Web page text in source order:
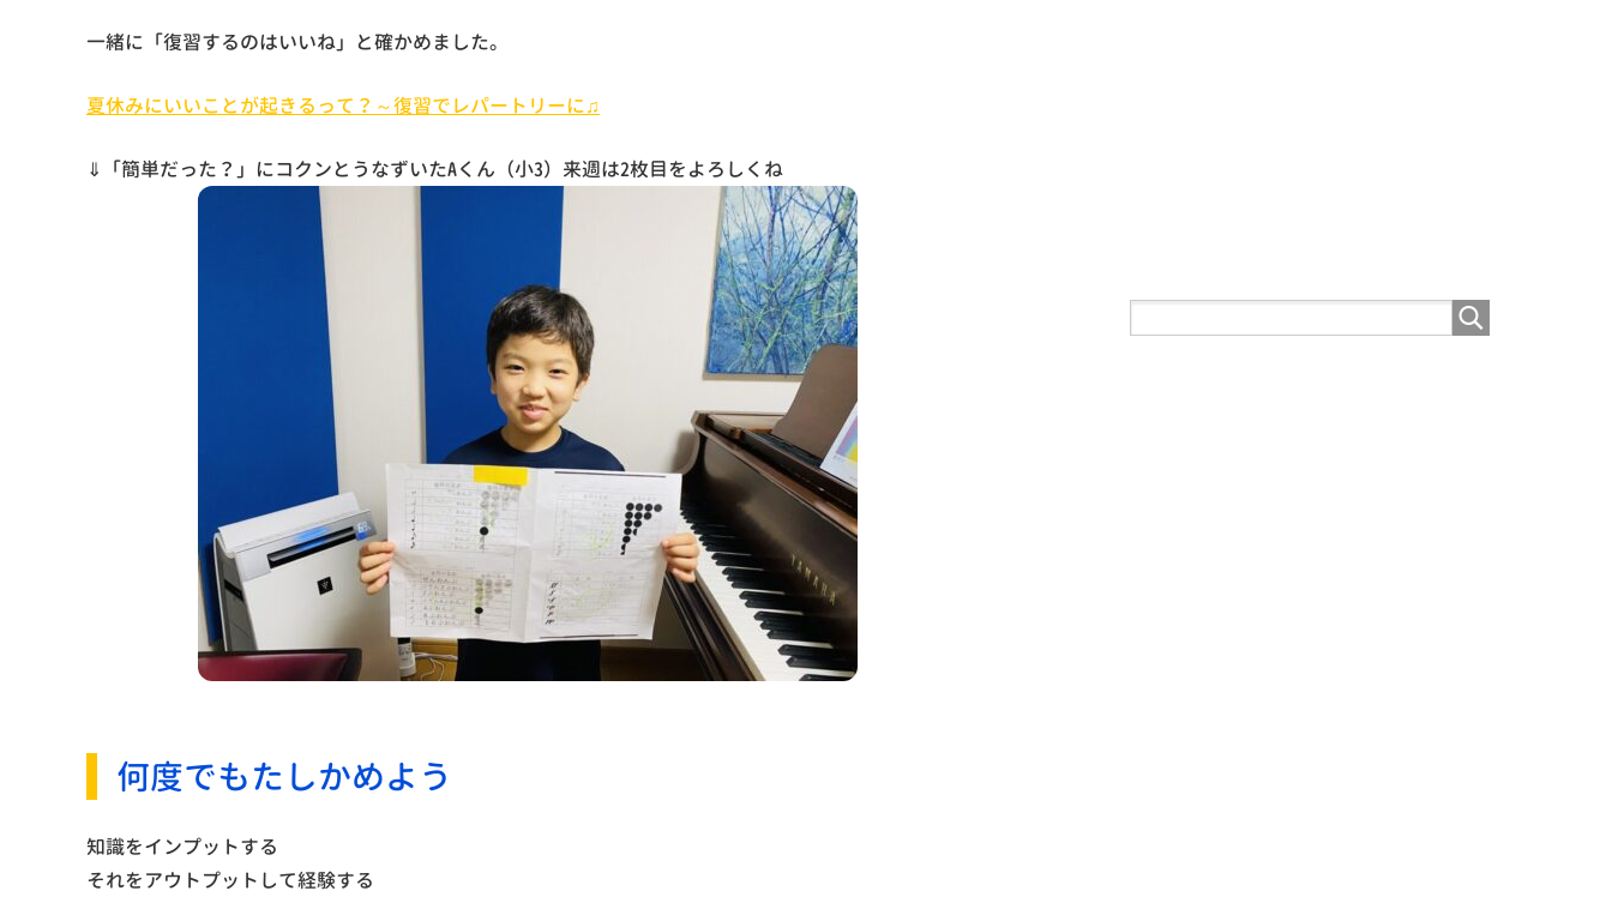
一緒に「復習するのはいいね」と確かめました。
夏休みにいいことが起きるって？～復習でレパートリーに♫
⇓「簡単だった？」にコクンとうなずいたAくん（小3）来週は2枚目をよろしくね
何度でもたしかめよう
知識をインプットする
それをアウトプットして経験する